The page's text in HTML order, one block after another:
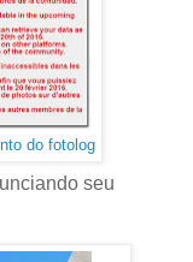
do fotolog
seu